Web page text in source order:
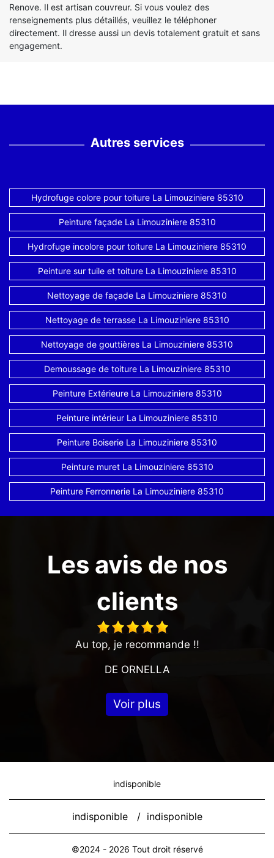
Renove. Il est artisan couvreur. Si vous voulez des
renseignements plus détaillés, veuillez le téléphoner
directement. Il dresse aussi un devis totalement gratuit et sans
engagement.
Autres services
Hydrofuge colore pour toiture La Limouziniere 85310
Peinture façade La Limouziniere 85310
Hydrofuge incolore pour toiture La Limouziniere 85310
Peinture sur tuile et toiture La Limouziniere 85310
Nettoyage de façade La Limouziniere 85310
Nettoyage de terrasse La Limouziniere 85310
Nettoyage de gouttières La Limouziniere 85310
Demoussage de toiture La Limouziniere 85310
Peinture Extérieure La Limouziniere 85310
Peinture intérieur La Limouziniere 85310
Peinture Boiserie La Limouziniere 85310
Peinture muret La Limouziniere 85310
Peinture Ferronnerie La Limouziniere 85310
Les avis de nos
clients
Au top, je recommande !!
DE ORNELLA
Voir plus
indisponible
indisponible / indisponible
©2024 - 2026 Tout droit réservé